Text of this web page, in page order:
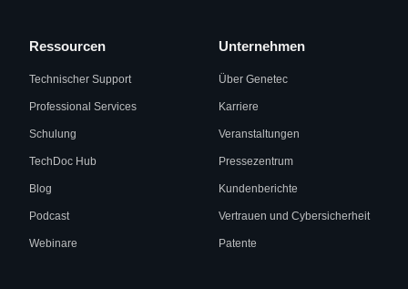
Ressourcen
Technischer Support
Professional Services
Schulung
TechDoc Hub
Blog
Podcast
Webinare
Unternehmen
Über Genetec
Karriere
Veranstaltungen
Pressezentrum
Kundenberichte
Vertrauen und Cybersicherheit
Patente